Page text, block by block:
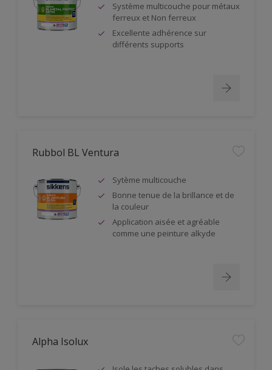
Système multicouche pour métaux
ferreux et Non ferreux
Excellente adhérence sur
différents supports
Rubbol BL Ventura
Sytème multicouche
Bonne tenue de la brillance et de
la couleur
Application aisée et agréable
comme une peinture alkyde
Alpha Isolux